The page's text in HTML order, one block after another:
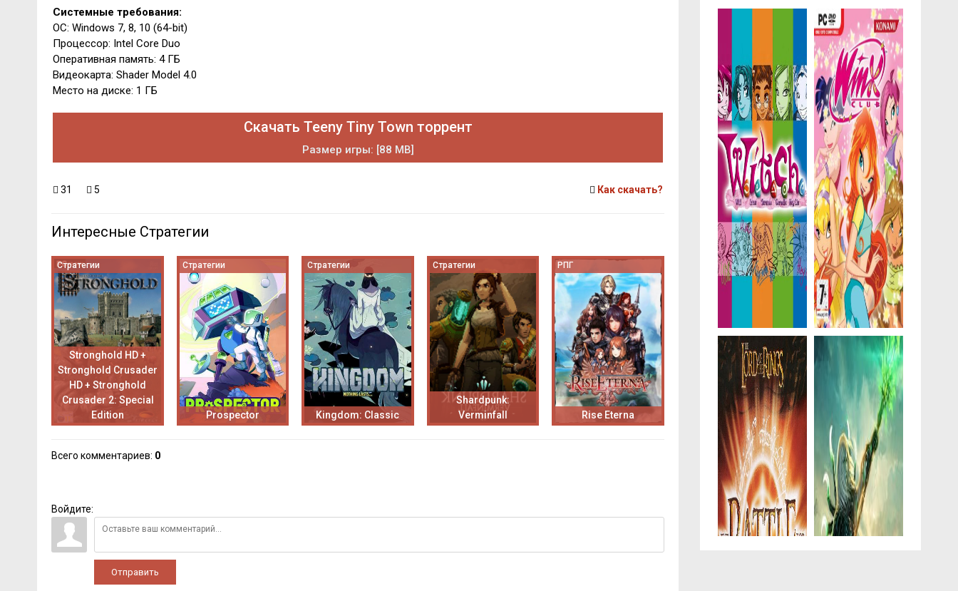
Системные требования:
ОС: Windows 7, 8, 10 (64-bit)
Процессор: Intel Core Duo
Оперативная память: 4 ГБ
Видеокарта: Shader Model 4.0
Место на диске: 1 ГБ
Скачать Teeny Tiny Town торрент
Размер игры: [88 MB]
31 5 Как скачать?
Интересные Стратегии
Стратегии
Stronghold HD +
Stronghold Crusader
HD + Stronghold
Crusader 2: Special
Edition
Стратегии
Prospector
Стратегии
Kingdom: Classic
Стратегии
Shardpunk:
Verminfall
РПГ
Rise Eterna
Всего комментариев: 0
Войдите:
Отправить